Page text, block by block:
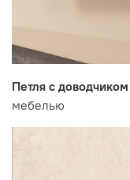
Петля с доводчиком
мебелью